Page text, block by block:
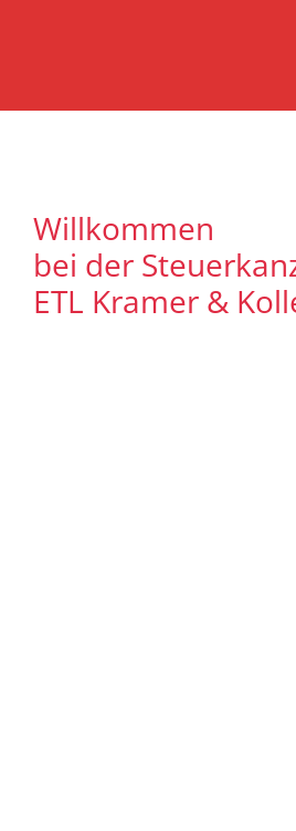
Willkommen
bei der
ETL Kramer &